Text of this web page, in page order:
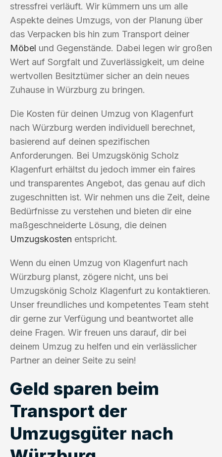
stressfrei verläuft. Wir kümmern uns um alle
Aspekte deines Umzugs, von der Planung über
das Verpacken bis hin zum Transport deiner
Möbel und Gegenstände. Dabei legen wir großen
Wert auf Sorgfalt und Zuverlässigkeit, um deine
wertvollen Besitztümer sicher an dein neues
Zuhause in Würzburg zu bringen.
Die Kosten für deinen Umzug von Klagenfurt
nach Würzburg werden individuell berechnet,
basierend auf deinen spezifischen
Anforderungen. Bei Umzugskönig Scholz
Klagenfurt erhältst du jedoch immer ein faires
und transparentes Angebot, das genau auf dich
zugeschnitten ist. Wir nehmen uns die Zeit, deine
Bedürfnisse zu verstehen und bieten dir eine
maßgeschneiderte Lösung, die deinen
Umzugskosten entspricht.
Wenn du einen Umzug von Klagenfurt nach
Würzburg planst, zögere nicht, uns bei
Umzugskönig Scholz Klagenfurt zu kontaktieren.
Unser freundliches und kompetentes Team steht
dir gerne zur Verfügung und beantwortet alle
deine Fragen. Wir freuen uns darauf, dir bei
deinem Umzug zu helfen und ein verlässlicher
Partner an deiner Seite zu sein!
Geld sparen beim
Transport der
Umzugsgüter nach